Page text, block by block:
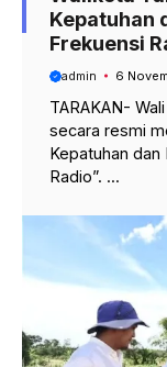
Kepatuhan
Frekuensi
admin 6
TARAKAN-
secara resmi
Kepatuhan
Radio”. ...